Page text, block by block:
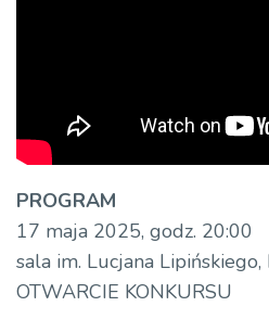
PROGRAM
17 maja 2025, godz. 20:00
sala im. Lucjana Lipińskiego,
OTWARCIE KONKURSU